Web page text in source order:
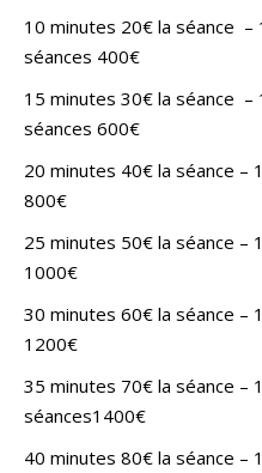
10 minutes 20€ la séance –
séances 400€
15 minutes 30€ la séance –
séances 600€
20 minutes 40€ la séance –
800€
25 minutes 50€ la séance –
1000€
30 minutes 60€ la séance –
1200€
35 minutes 70€ la séance –
séances1400€
40 minutes 80€ la séance –